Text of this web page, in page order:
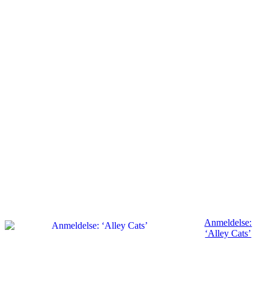
Anmeldelse:
‘Alley Cats’